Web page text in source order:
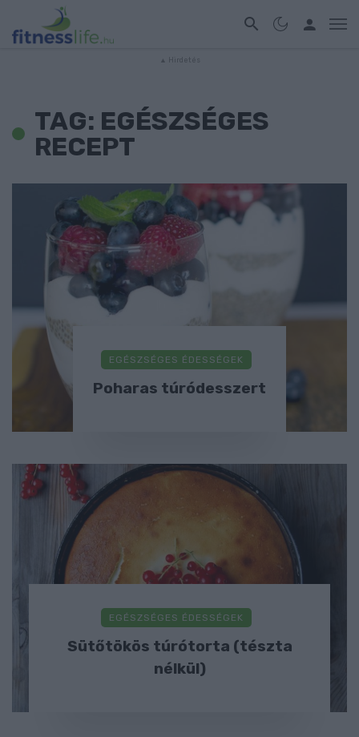
TAG: EGÉSZSÉGES
RECEPT
EGÉSZSÉGES ÉDESSÉGEK
Poharas túródesszert
EGÉSZSÉGES ÉDESSÉGEK
Sütőtökös túrótorta (tészta
nélkül)